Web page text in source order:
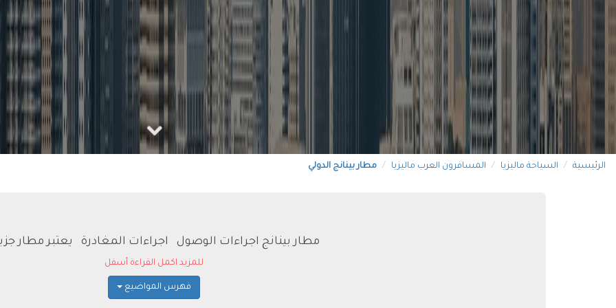
الرئيسية السياحة ماليزيا المسافرون العرب ماليزيا مطار بينانج الدولي
مطار بينانج اجراءات الوصول اجراءات المغادرة يعتبر مطار
للمزيد اكمل القراءة أسفل
فهرس المواضيع